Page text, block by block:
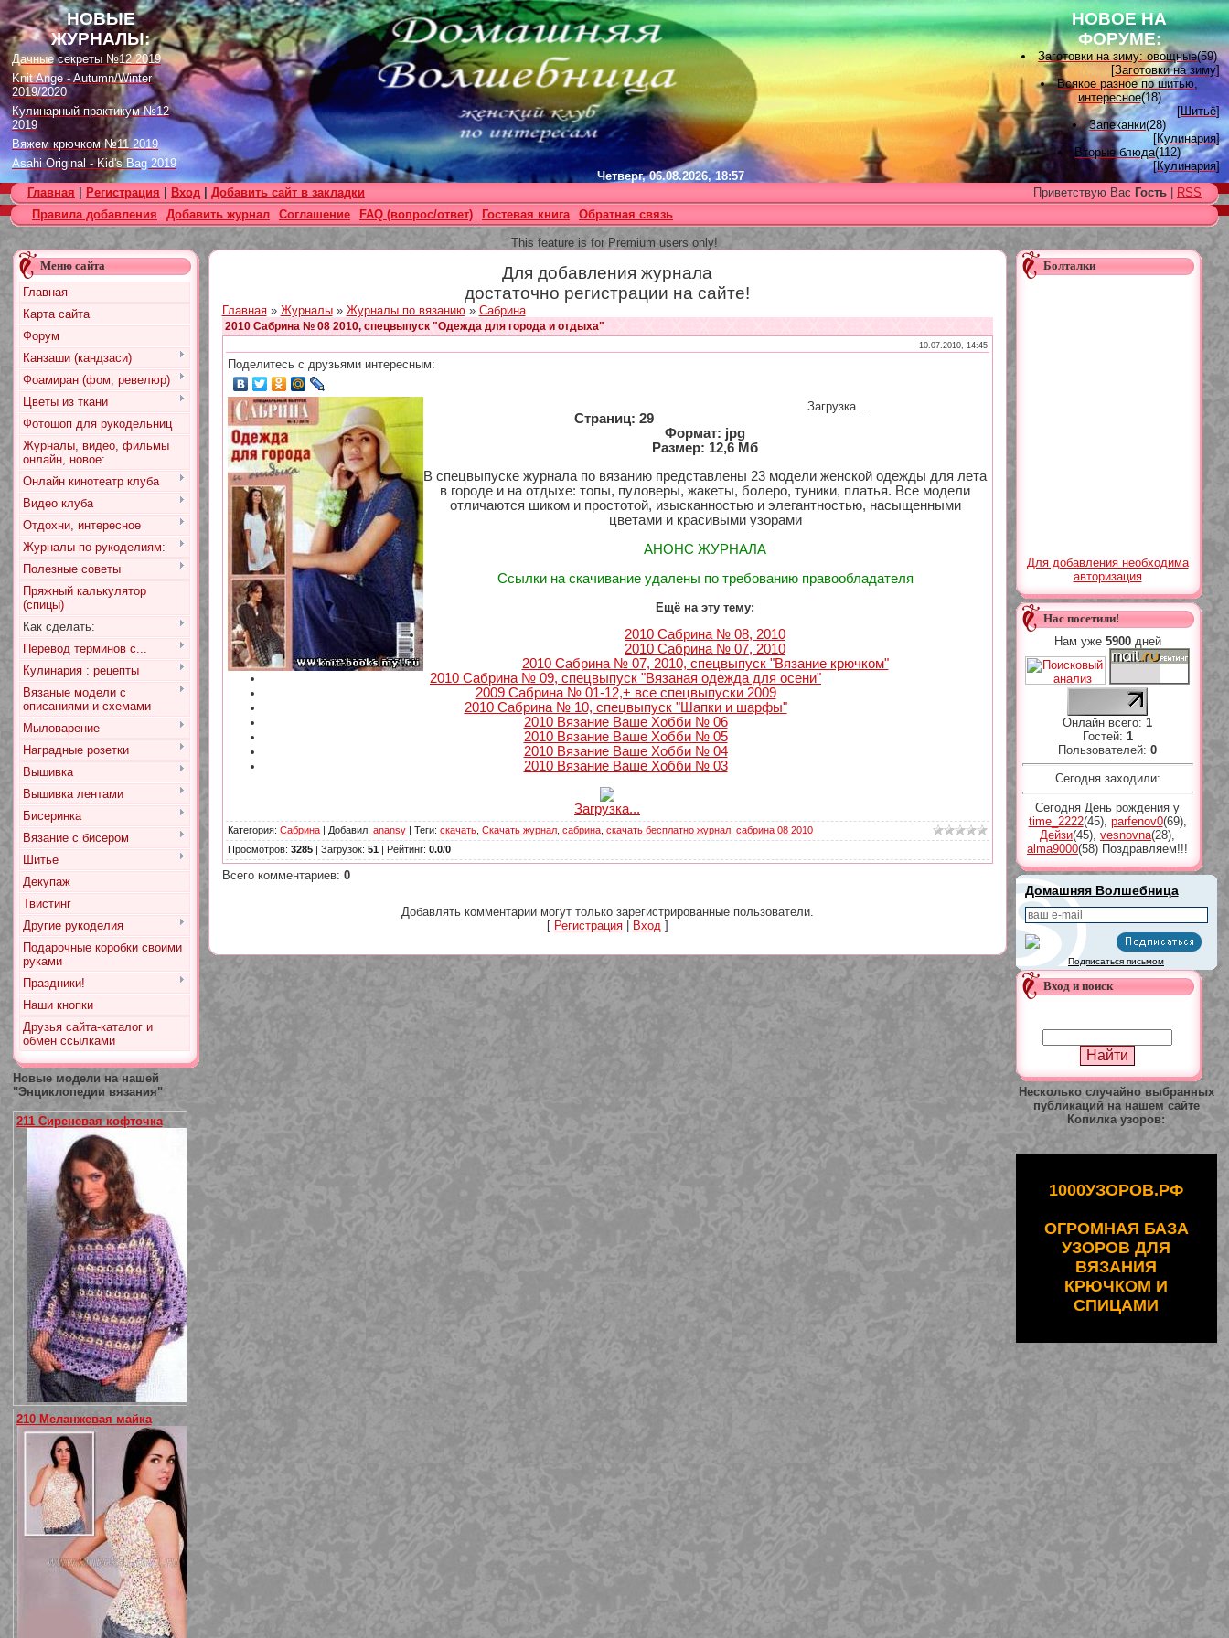
НОВЫЕ
ЖУРНАЛЫ:
Дачные секреты №12 2019
Knit Ange - Autumn/Winter
2019/2020
Кулинарный практикум №12
2019
Вяжем крючком №11 2019
Asahi Original - Kid's Bag 2019
Цветок. Спецвыпуск №4 2019
Designs in Machine Embroidery
№116 2019
Burda Örgü dergisi №2 2019
Loopy Mango Knitting: 34
Fashionable Pieces You Can
Make in a Day
Craft Stamper - January 2020
Четверг, 06.08.2026, 18:57
НОВОЕ НА
ФОРУМЕ:
Заготовки на зиму: овощные(59)
[Заготовки на зиму]
Всякое разное по шитью,
интересное(18)
[Шитьё]
Запеканки(28)
[Кулинария]
Вторые блюда(112)
[Кулинария]
Вышивка лентами(15)
[Вышивка лентами ]
Наградные розетки для
домашних питомцев, МК и
[Наградные розетки из атласной
ленты
Вяжем для детей(96)
Главная Регистрация Вход Добавить сайт в закладки Приветствую Вас Гость
RSS
Правила добавления
Добавить журнал Соглашение FAQ (вопрос/ответ) Гостевая книга Обратная связь
This feature is for Premium users only!
Меню сайта
Главная
Карта сайта
Форум
Канзаши (кандзаси)
Фоамиран (фом, ревелюр)
Цветы из ткани
Фотошоп для рукодельниц
Журналы, видео, фильмы
онлайн, новое:
Онлайн кинотеатр клуба
Видео клуба
Отдохни, интересное
Журналы по рукоделиям:
Полезные советы
Пряжный калькулятор
(спицы)
Как сделать:
Перевод терминов с...
Кулинария : рецепты
Вязаные модели с
описаниями и схемами
Мыловарение
Наградные розетки
Вышивка
Вышивка лентами
Бисеринка
Вязание с бисером
Шитье
Декупаж
Твистинг
Другие рукоделия
Подарочные коробки своими
руками
Праздники!
Наши кнопки
Друзья сайта-каталог и
обмен ссылками
Новые модели на нашей
"Энциклопедии вязания"
211 Сиреневая кофточка
210 Меланжевая майка
Для добавления журнала
достаточно регистрации на сайте!
Главная» Журналы» Журналы по вязанию» Сабрина
2010 Сабрина № 08 2010, спецвыпуск "Одежда для города и отдыха"
10.07.2010, 14:45
Поделитесь с друзьями интересным:
Загрузка...
Страниц: 29
Формат: jpg
Размер: 12,6 Мб
В спецвыпуске журнала по вязанию представлены 23 модели женской одежды для лета
в городе и на отдыхе: топы, пуловеры, жакеты, болеро, туники, платья. Все модели
отличаются шиком и простотой, изысканностью и элегантностью, насыщенными
цветами и красивыми узорами
АНОНС ЖУРНАЛА
Ссылки на скачивание удалены по требованию правообладателя
Ещё на эту тему:
2010 Сабрина № 08, 2010
2010 Сабрина № 07, 2010
2010 Сабрина № 07, 2010, спецвыпуск "Вязание крючком"
2010 Сабрина № 09, спецвыпуск "Вязаная одежда для осени"
2009 Сабрина № 01-12,+ все спецвыпуски 2009
2010 Сабрина № 10, спецвыпуск "Шапки и шарфы"
2010 Вязание Ваше Хобби № 06
2010 Вязание Ваше Хобби № 05
2010 Вязание Ваше Хобби № 04
2010 Вязание Ваше Хобби № 03
Загрузка...
Категория: Сабрина| Добавил: anansy| Теги: скачать, Скачать журнал, сабрина, скачать бесплатно журнал, сабрина 08 2010
Просмотров: 3285| Загрузок: 51| Рейтинг: 0.0/0
Всего комментариев: 0
Добавлять комментарии могут только зарегистрированные пользователи.
[ Регистрация| Вход]
Болталки
Для добавления необходима
авторизация
Нас посетили!
Нам уже 5900дней
Онлайн всего: 1
Гостей: 1
Пользователей: 0
Сегодня заходили:
Сегодня День рождения у
time_2222(45), parfenov0(69),
Дейзи(45) vesnovna(28)
alma9000(58) Поздравляем!!!
Домашняя Волшебница
Подписаться письмом
Вход и поиск
Несколько случайно выбранных
публикаций на нашем сайте
Копилка узоров:
1000УЗОРОВ.РФ
ОГРОМНАЯ БАЗА
УЗОРОВ ДЛЯ
ВЯЗАНИЯ
КРЮЧКОМ И
СПИЦАМИ